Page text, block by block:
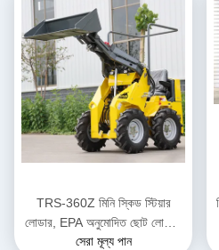
TRS-360Z মিনি স্কিড স্টিয়ার
লোডার, EPA অনুমোদিত ছোট লোডার,
ডিজেল চালিত, একাধিক রঙের বিকল্প
সেরা মূল্য পান